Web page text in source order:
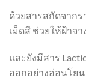
ด้วยสารสกัดจาก
เม็ดสี ช่วยให้ฝ้าจา
และยังมีสาร
ออกอย่างอ่อนโย